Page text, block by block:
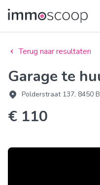
Terug naar resultaten
Garage te
Polderstraat 137, 8450
€ 110